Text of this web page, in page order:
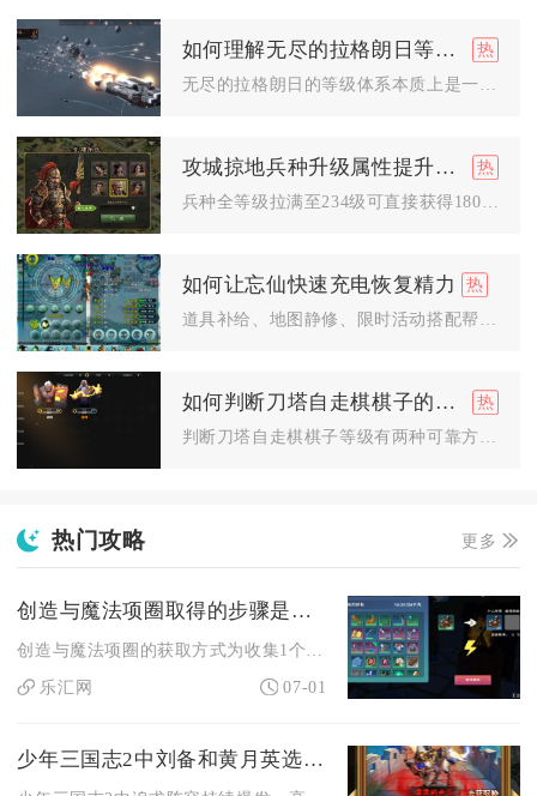
如何理解无尽的拉格朗日等级与凸优化问题之间的关系
攻城掠地兵种升级属性提升了多少战力
如何让忘仙快速充电恢复精力
如何判断刀塔自走棋棋子的等级
热门攻略 更多
创造与魔法项圈取得的步骤是什么
乐汇网
07-01
少年三国志2中刘备和黄月英选哪个更厉害